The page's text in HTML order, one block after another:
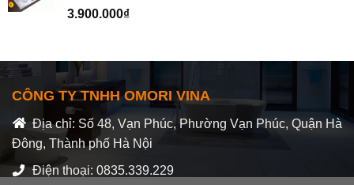
Được
5
sao
3.900.000₫
CÔNG TY TNHH OMORI VINA
Địa chỉ: Số 48, Vạn Phúc, Phường Vạn Phúc, Quận Hà
Đông, Thành phố Hà Nội
Điện thoại: 0835.339.229